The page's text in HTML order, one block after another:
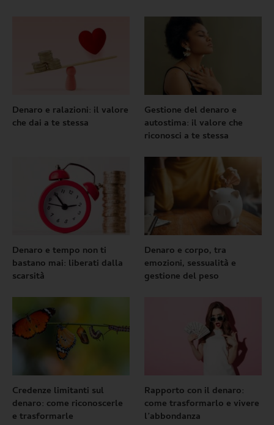
Denaro e ralazioni: il valore
che dai a te stessa
Gestione del denaro e
autostima: il valore che
riconosci a te stessa
Denaro e tempo non ti
bastano mai: liberati dalla
scarsità
Denaro e corpo, tra
emozioni, sessualità e
gestione del peso
Credenze limitanti sul
denaro: come riconoscerle
e trasformarle
Rapporto con il denaro:
come trasformarlo e vivere
l’abbondanza